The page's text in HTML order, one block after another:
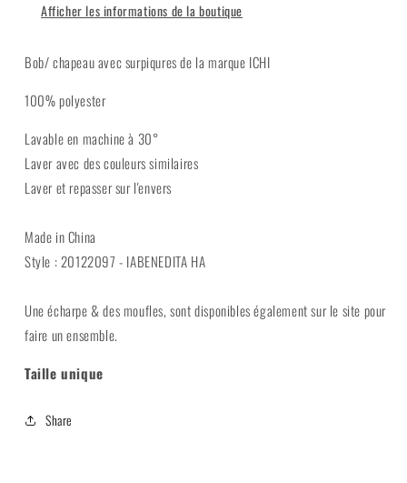
Afficher les informations de la boutique
Bob/ chapeau avec surpiqures de la marque ICHI
100% polyester
Lavable en machine à 30°
Laver avec des couleurs similaires
Laver et repasser sur l'envers
Made in China
Style : 20122097 - IABENEDITA HA
Une écharpe & des moufles, sont disponibles également sur le site pour
faire un ensemble.
Taille unique
Share